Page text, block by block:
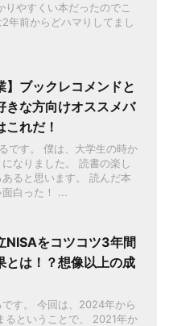
りやすくい本だったのでこ
年前からどハマりしてまし
】ブックレコメンドと
きな方向けオススメバ
これだ！
です。 僕は、大学生の時か
なりました。 読書の楽し
ると思います。 読んだ本
白った！ ...
NISAをコツコツ3年間
とは！？想像以上の成
です。 今回は、2024年から
るということで、 2021年か